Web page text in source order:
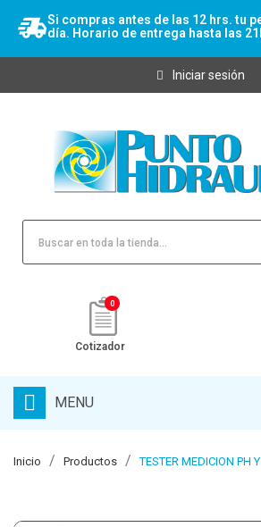
Si compras antes de las 12 hrs. tu
día. Horario de entrega hasta las
Iniciar sesión
0
Cotizador
MENU
Inicio Productos TESTER MEDICION PH